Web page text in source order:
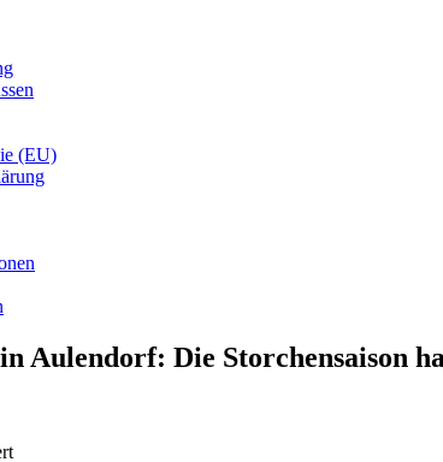
(EU)
Aulendorf: Die Storchensaison
für